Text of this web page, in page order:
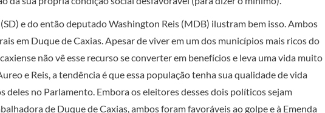
e do então deputado Washington Reis (MDB) ilustram bem isso. Ambos
em Duque de Caxias. Apesar de viver em um dos municípios mais ricos do
não vê esse recurso se converter em benefícios e leva uma vida muito
e Reis, a tendência é que essa população tenha sua qualidade de vida
deles no Parlamento. Embora os eleitores desses dois políticos sejam
de Duque de Caxias, ambos foram favoráveis ao golpe e à Emenda